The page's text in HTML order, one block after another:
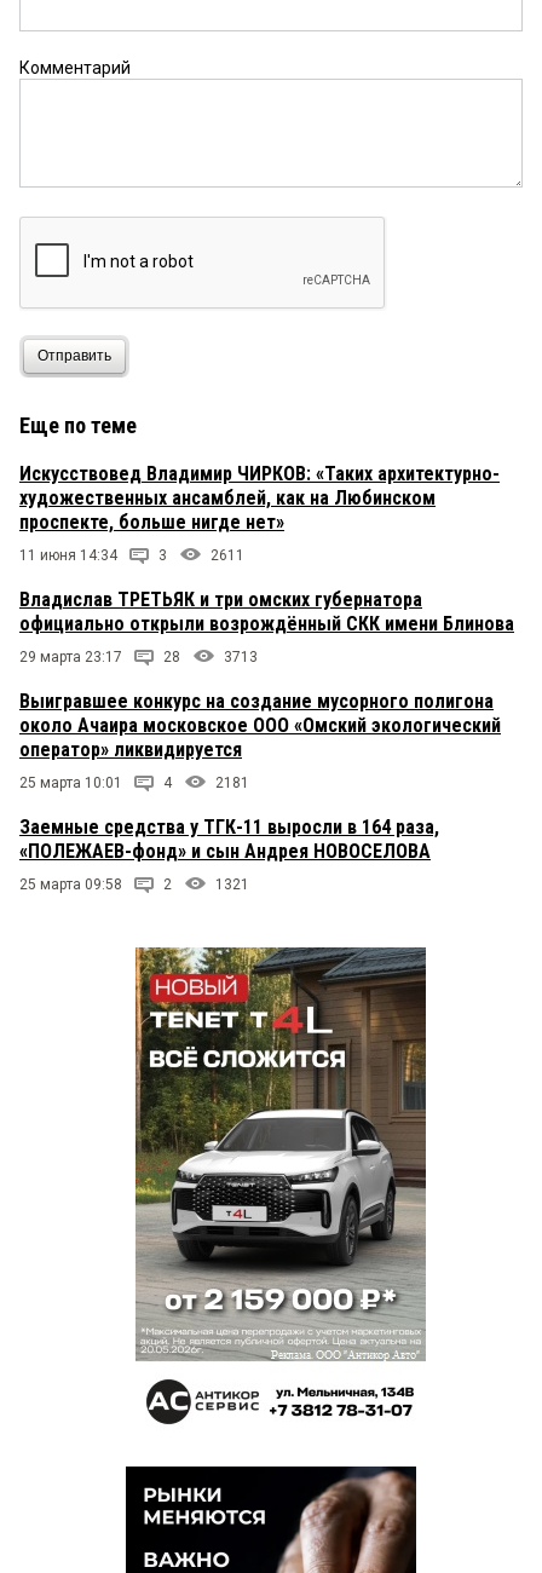
Комментарий
Отправить
Еще по теме
Искусствовед Владимир ЧИРКОВ: «Таких архитектурно-
художественных ансамблей, как на Любинском
проспекте, больше нигде нет»
11 июня 14:34 3 2611
Владислав ТРЕТЬЯК и три омских губернатора
официально открыли возрождённый СКК имени Блинова
29 марта 23:17 28 3713
Выигравшее конкурс на создание мусорного полигона
около Ачаира московское ООО «Омский экологический
оператор» ликвидируется
25 марта 10:01 4 2181
Заемные средства у ТГК-11 выросли в 164 раза,
«ПОЛЕЖАЕВ-фонд» и сын Андрея НОВОСЕЛОВА
25 марта 09:58 2 1321